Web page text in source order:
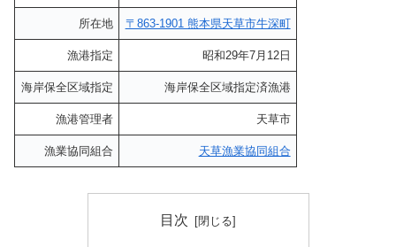
所在地 〒863-1901 熊本県天草市牛深町
漁港指定 昭和29年7月12日
海岸保全区域指定 海岸保全区域指定済漁港
漁港管理者 天草市
漁業協同組合 天草漁業協同組合
目次